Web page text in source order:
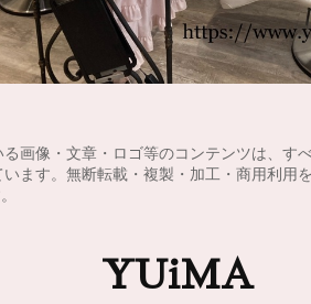
画像・文章・ロゴ等のコンテンツは、す
ます。無断転載・複製・加工・商用利用
YUiMA